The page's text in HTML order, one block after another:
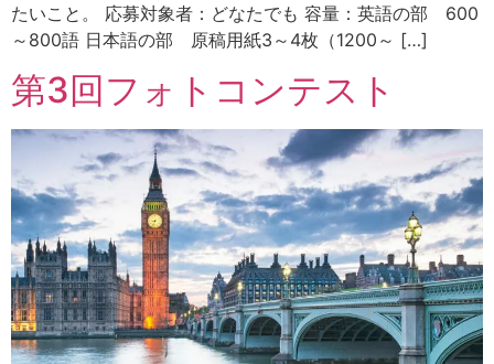
たいこと。 応募対象者：どなたでも 容量：英語の部 600
～800語 日本語の部 原稿用紙3～4枚（1200～ […]
第3回フォトコンテスト